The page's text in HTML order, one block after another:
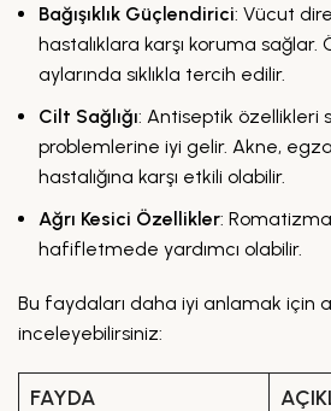
Bağışıklık Güçlendirici: Vücut
hastalıklara karşı koruma sağlar.
aylarında sıklıkla tercih edilir.
Cilt Sağlığı: Antiseptik özellikleri
problemlerine iyi gelir. Akne,
hastalığına karşı etkili olabilir.
Ağrı Kesici Özellikler: Romatizma
hafifletmede yardımcı olabilir.
Bu faydaları daha iyi anlamak için
inceleyebilirsiniz:
FAYDA